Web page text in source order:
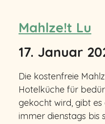
Mahlze!t Lu
17. Januar
Die kostenfreie
Hotelküche für
gekocht wird, gibt
immer dienstags bis